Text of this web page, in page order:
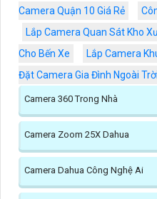
Camera Quận 10 Giá Rẻ
Lắp Camera Quan Sát Kho
Cho Bến Xe
Lắp Camera
Đặt Camera Gia Đình Ngoài Trời
Camera 360 Trong Nhà
Camera Zoom 25X Dahua
Camera Dahua Công Nghệ Ai